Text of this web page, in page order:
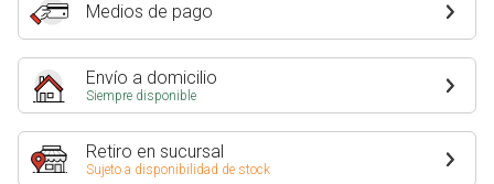
Medios de pago
Envío a domicilio
Siempre disponible
Retiro en sucursal
Sujeto a disponibilidad de stock